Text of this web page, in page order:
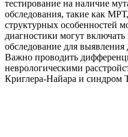
тестирование на наличие
обследования, такие как
структурных особенностей
диагностики могут включать
обследование для
Важно проводить
неврологическими
Криглера-Найара и синдром